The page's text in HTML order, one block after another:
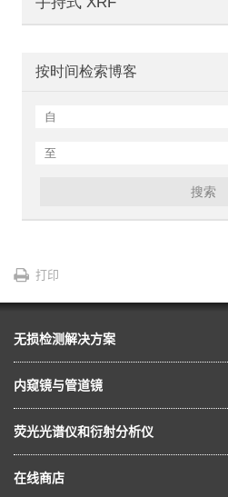
按时间检索博客
搜索
打印
无损检测解决方案
内窥镜与管道镜
荧光光谱仪和衍射分析仪
在线商店